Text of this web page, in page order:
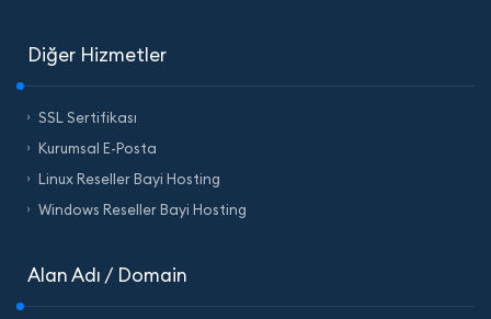
Diğer Hizmetler
SSL Sertifikası
Kurumsal E-Posta
Linux Reseller Bayi Hosting
Windows Reseller Bayi Hosting
Alan Adı / Domain